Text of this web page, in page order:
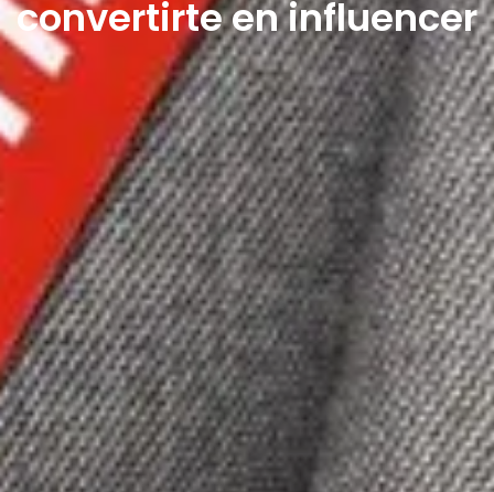
convertirte en influencer